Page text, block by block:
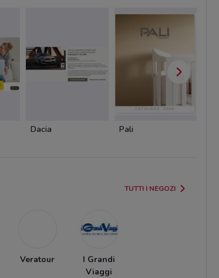
Dacia Pali
TUTTI I NEGOZI
Veratour
I Grandi
Viaggi